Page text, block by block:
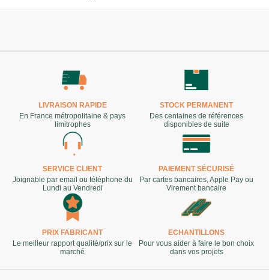
LIVRAISON RAPIDE
En France métropolitaine & pays
limitrophes
STOCK PERMANENT
Des centaines de références
disponibles de suite
SERVICE CLIENT
Joignable par email ou téléphone du
Lundi au Vendredi
PAIEMENT SÉCURISÉ
Par cartes bancaires, Apple Pay ou
Virement bancaire
PRIX FABRICANT
Le meilleur rapport qualité/prix sur le
marché
ECHANTILLONS
Pour vous aider à faire le bon choix
dans vos projets